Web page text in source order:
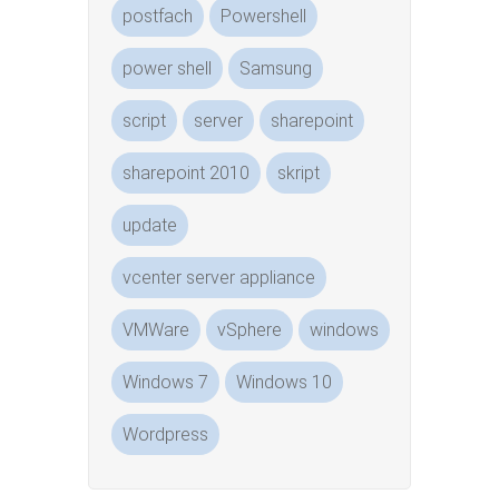
postfach Powershell
power shell Samsung
script server sharepoint
sharepoint 2010 skript
update
vcenter server appliance
VMWare vSphere windows
Windows 7 Windows 10
Wordpress